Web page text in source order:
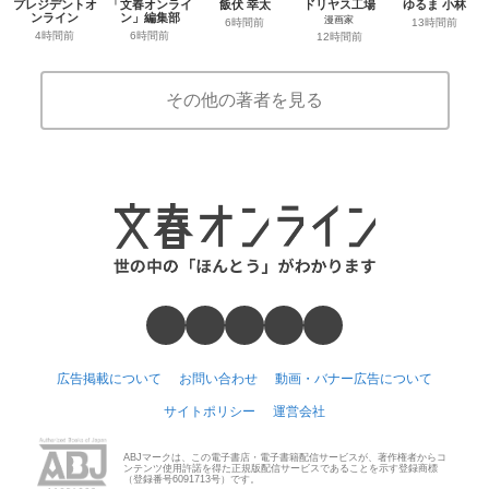
プレジデントオ
ンライン
4時間前
「文春オンライ
ン」編集部
6時間前
飯伏 幸太
6時間前
ドリヤス工場
漫画家
12時間前
ゆるま 小林
13時間前
その他の著者を見る
広告掲載について お問い合わせ 動画・バナー広告について
サイトポリシー 運営会社
ABJマークは、この電子書店・電子書籍配信サービスが、著作権者からコ
ンテンツ使用許諾を得た正規版配信サービスであることを示す登録商標
（登録番号6091713号）です。